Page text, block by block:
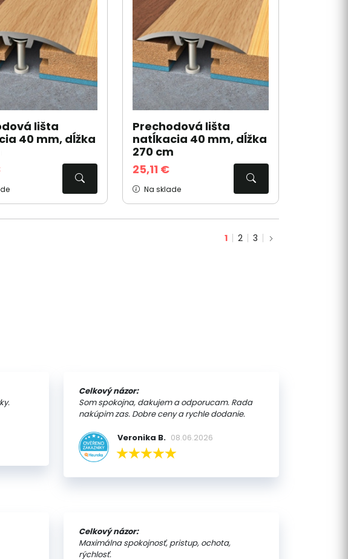
lišta
40 mm, dĺžka
Prechodová lišta
natĺkacia 40 mm, dĺžka
270 cm
25,11 €
Na sklade
1 2 3
Celkový názor:
Som spokojna, dakujem a odporucam. Rada
nakúpim zas. Dobre ceny a rychle dodanie.
Veronika B. 08.06.2026
Celkový názor:
Maximálna spokojnosť, pristup, ochota,
rýchlosť.